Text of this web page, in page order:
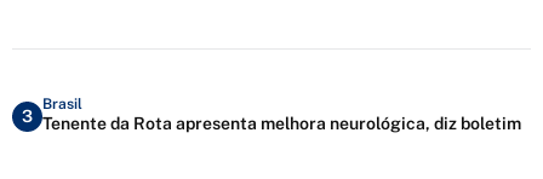
3
Brasil
Tenente da Rota apresenta melhora neurológica, diz boletim